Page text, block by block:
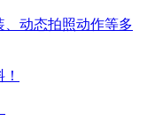
动态拍照动作等多